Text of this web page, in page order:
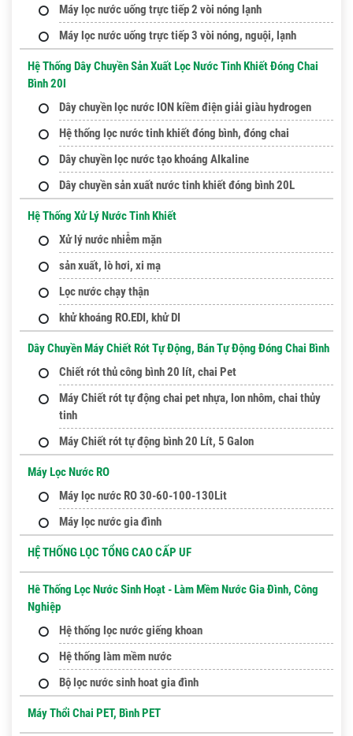
Máy lọc nước uống trực tiếp 2 vòi nóng lạnh
Máy lọc nước uống trực tiếp 3 vòi nóng, nguội, lạnh
Hệ Thống Dây Chuyền Sản Xuất Lọc Nước Tinh Khiết Đóng Chai
Bình 20l
Dây chuyền lọc nước ION kiềm điện giải giàu hydrogen
Hệ thống lọc nước tinh khiết đóng bình, đóng chai
Dây chuyền lọc nước tạo khoáng Alkaline
Dây chuyền sản xuất nước tinh khiết đóng bình 20L
Hệ Thống Xử Lý Nước Tinh Khiết
Xử lý nước nhiễm mặn
sản xuất, lò hơi, xi mạ
Lọc nước chạy thận
khử khoáng RO.EDI, khử DI
Dây Chuyền Máy Chiết Rót Tự Động, Bán Tự Động Đóng Chai Bình
Chiết rót thủ công bình 20 lít, chai Pet
Máy Chiết rót tự động chai pet nhựa, lon nhôm, chai thủy
tinh
Máy Chiết rót tự động bình 20 Lít, 5 Galon
Máy Lọc Nước RO
Máy lọc nước RO 30-60-100-130Lit
Máy lọc nước gia đình
HỆ THỐNG LỌC TỔNG CAO CẤP UF
Hê Thống Lọc Nước Sinh Hoạt - Làm Mềm Nước Gia Đình, Công
Nghiệp
Hệ thống lọc nước giếng khoan
Hệ thống làm mềm nước
Bộ lọc nước sinh hoat gia đình
Máy Thổi Chai PET, Bình PET